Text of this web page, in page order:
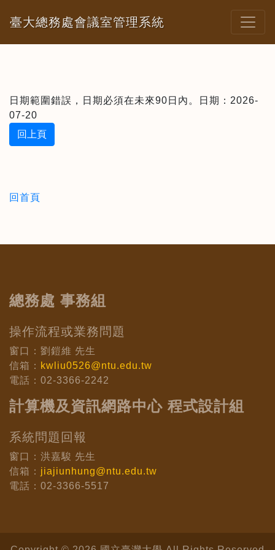
臺大總務處會議室管理系統
日期範圍錯誤，日期必須在未來90日內。日期：2026-
07-20
回上頁
回首頁
總務處 事務組
操作流程或業務問題
窗口：劉鎧維 先生
信箱： kwliu0526@ntu.edu.tw
電話：02-3366-2242
計算機及資訊網路中心 程式設計組
系統問題回報
窗口：洪嘉駿 先生
信箱： jiajiunhung@ntu.edu.tw
電話：02-3366-5517